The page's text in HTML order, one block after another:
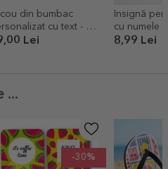
din bumbac
cu text - So
Lei
Insignă
cu numele
8,99 Lei
...
-30%